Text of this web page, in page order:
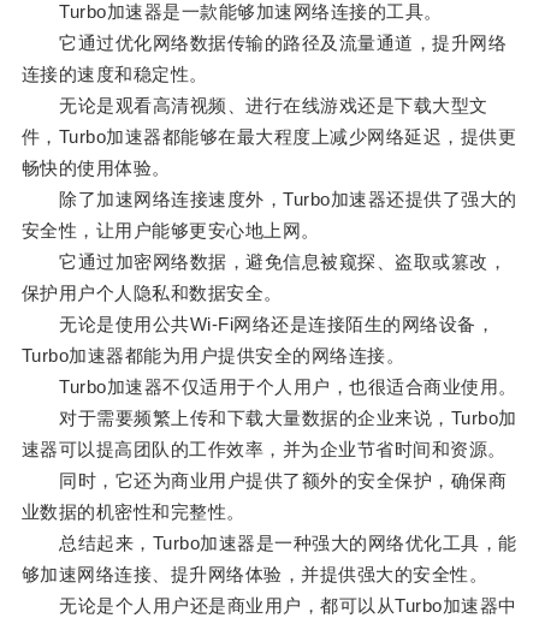
Turbo加速器是一款能够加速网络连接的工具。
它通过优化网络数据传输的路径及流量通道，提升网络
连接的速度和稳定性。
无论是观看高清视频、进行在线游戏还是下载大型文
件，Turbo加速器都能够在最大程度上减少网络延迟，提供更
畅快的使用体验。
除了加速网络连接速度外，Turbo加速器还提供了强大的
安全性，让用户能够更安心地上网。
它通过加密网络数据，避免信息被窥探、盗取或篡改，
保护用户个人隐私和数据安全。
无论是使用公共Wi-Fi网络还是连接陌生的网络设备，
Turbo加速器都能为用户提供安全的网络连接。
Turbo加速器不仅适用于个人用户，也很适合商业使用。
对于需要频繁上传和下载大量数据的企业来说，Turbo加
速器可以提高团队的工作效率，并为企业节省时间和资源。
同时，它还为商业用户提供了额外的安全保护，确保商
业数据的机密性和完整性。
总结起来，Turbo加速器是一种强大的网络优化工具，能
够加速网络连接、提升网络体验，并提供强大的安全性。
无论是个人用户还是商业用户，都可以从Turbo加速器中